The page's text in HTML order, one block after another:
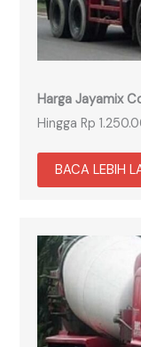
Harga Jayamix
Hingga Rp
BACA LEBIH